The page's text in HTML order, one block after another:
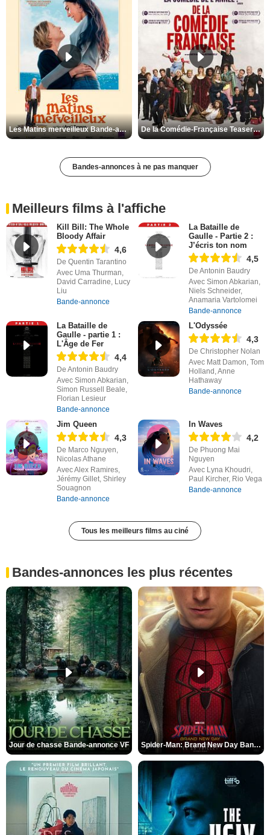
Les Matins merveilleux Bande-annonce VF De la Comédie-Française Teaser VF
Bandes-annonces à ne pas manquer
Meilleurs films à l'affiche
Kill Bill: The Whole
Bloody Affair
4,6
De Quentin Tarantino
Avec Uma Thurman,
David Carradine, Lucy
Liu
Bande-annonce
La Bataille de
Gaulle - Partie 2 :
J’écris ton nom
4,5
De Antonin Baudry
Avec Simon Abkarian,
Niels Schneider,
Anamaria Vartolomei
Bande-annonce
La Bataille de
Gaulle - partie 1 :
L'Âge de Fer
4,4
De Antonin Baudry
Avec Simon Abkarian,
Simon Russell Beale,
Florian Lesieur
Bande-annonce
L'Odyssée
4,3
De Christopher Nolan
Avec Matt Damon, Tom
Holland, Anne
Hathaway
Bande-annonce
Jim Queen
4,3
De Marco Nguyen,
Nicolas Athane
Avec Alex Ramires,
Jérémy Gillet, Shirley
Souagnon
Bande-annonce
In Waves
4,2
De Phuong Mai
Nguyen
Avec Lyna Khoudri,
Paul Kircher, Rio Vega
Bande-annonce
Tous les meilleurs films au ciné
Bandes-annonces les plus récentes
Jour de chasse Bande-annonce VF Spider-Man: Brand New Day Bande-annonce (3) VO STFR